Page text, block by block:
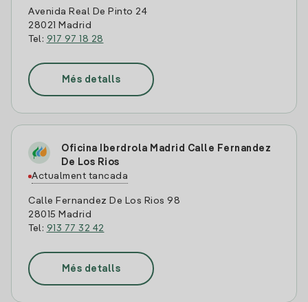
Avenida Real De Pinto 24
28021 Madrid
Tel: 917 97 18 28
Més detalls
Oficina Iberdrola Madrid Calle Fernandez
De Los Rios
Actualment tancada
Calle Fernandez De Los Rios 98
28015 Madrid
Tel: 913 77 32 42
Més detalls